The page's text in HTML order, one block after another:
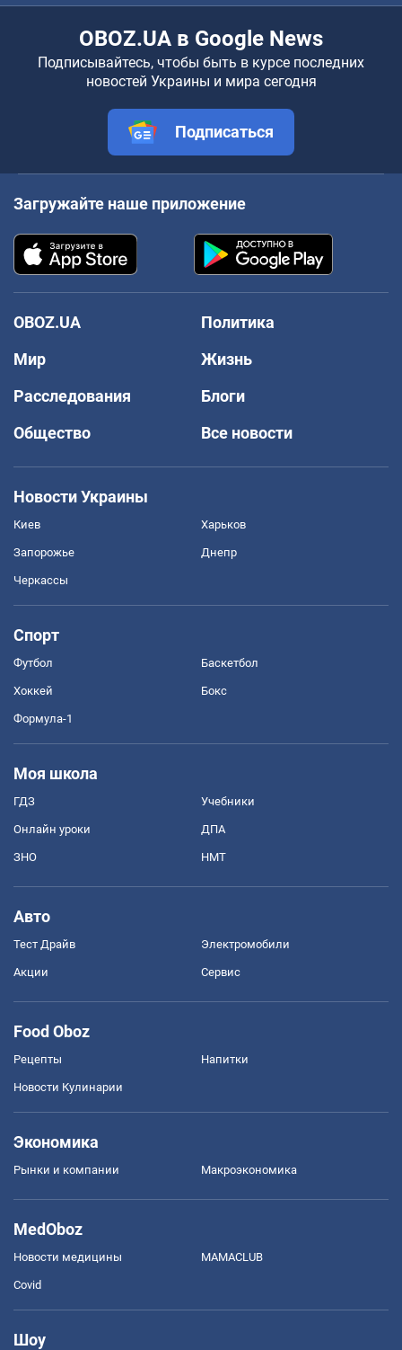
OBOZ.UA в Google News
Подписывайтесь, чтобы быть в курсе последних
новостей Украины и мира сегодня
Подписаться
Загружайте наше приложение
OBOZ.UA
Политика
Мир
Жизнь
Расследования
Блоги
Общество
Все новости
Новости Украины
Киев Харьков
Запорожье Днепр
Черкассы
Спорт
Футбол Баскетбол
Хоккей Бокс
Формула-1
Моя школа
ГДЗ Учебники
Онлайн уроки ДПА
ЗНО НМТ
Авто
Тест Драйв Электромобили
Акции Сервис
Food Oboz
Рецепты Напитки
Новости Кулинарии
Экономика
Рынки и компании Mакроэкономика
MedOboz
Новости медицины MAMACLUB
Covid
Шоу